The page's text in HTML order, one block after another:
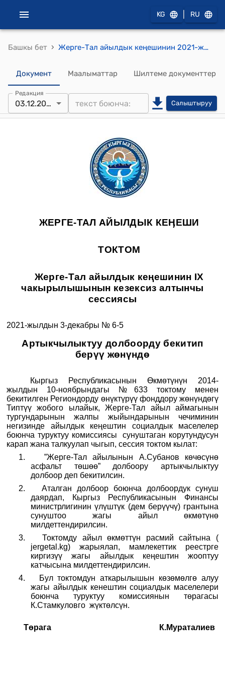
KG RU
Башкы бет › Жерге-Тал айылдык кеңешинин 2021-жылдын 3-декабрындагы № 6-5 "Артыкчылыктуу долбоорду бекитип берүү жөнүндө" токтому
Документ Маалыматтар Шилтеме документтер
Редакция
03.12.2021 Салыштыруу